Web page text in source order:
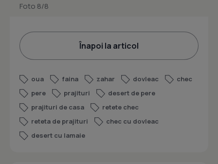
Foto 8/8
Înapoi la articol
oua faina zahar dovleac
chec
pere
prajituri
desert de pere
prajituri de casa
retete chec
reteta de prajituri
chec cu dovleac
desert cu lamaie